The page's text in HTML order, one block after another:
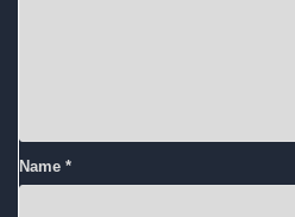
Name *